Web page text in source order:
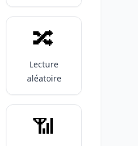
🔀
Lecture
aléatoire
📶